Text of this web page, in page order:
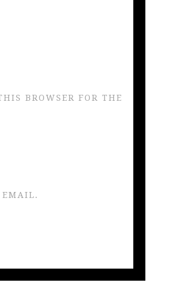
BROWSER FOR THE
EMAIL.